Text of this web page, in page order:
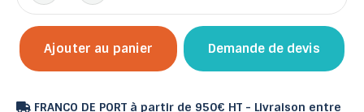
Ajouter au panier Demande de devis
FRANCO DE PORT à partir de 950€ HT - Livraison entre